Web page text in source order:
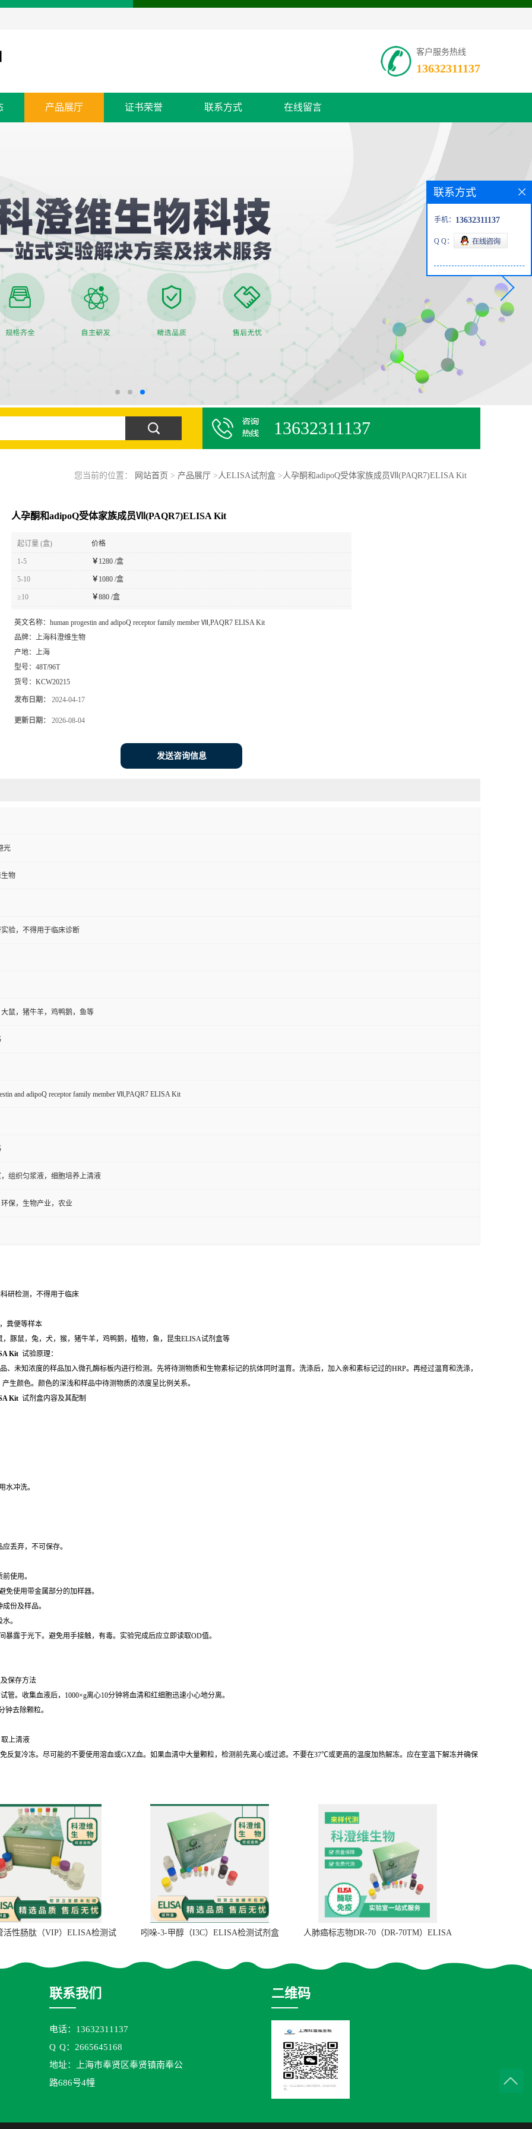
客户服务热线
13632311137
产品展厅 证书荣誉 联系方式 在线留言
13632311137
您当前的位置： 网站首页 > 产品展厅 >人ELISA试剂盒>人孕酮和adipoQ受体家族成员Ⅶ(PAQR7)ELISA Kit
人孕酮和adipoQ受体家族成员Ⅶ(PAQR7)ELISA Kit
起订量 (盒) 价格
1-5 ￥ 1280 /盒
5-10 ￥ 1080 /盒
≥10 ￥880 /盒
英文名称： human progestin and adipoQ receptor family member Ⅶ,PAQR7 ELISA Kit
品牌： 上海科澄维生物
产地： 上海
型号： 48T/96T
货号： KCW20215
发布日期： 2024-04-17
更新日期： 2026-08-04
发送咨询信息
光
物
验，不得用于临床诊断
鼠，猪牛羊，鸡鸭鹅，鱼等
and adipoQ receptor family member Ⅶ,PAQR7 ELISA Kit
组织匀浆液，细胞培养上清液
保，生物产业，农业
研检测，不得用于临床
粪便等样本
豚鼠，兔，犬，猴，猪牛羊，鸡鸭鹅，植物，鱼，昆虫ELISA试剂盒等
Kit 试验原理：
未知浓度的样品加入微孔酶标板内进行检测。先将待测物质和生物素标记的抗体同时温育。洗涤后，加入亲和素标记过的HRP。再经过温育和洗涤，
生颜色。颜色的深浅和样品中待测物质的浓度呈比例关系。
Kit 试剂盒内容及其配制
水冲洗。
丢弃，不可保存。
使用。
使用带金属部分的加样器。
份及样品。
。
露于光下。避免用手接触，有毒。实验完成后应立即读取OD值。
保存方法
。收集血液后，1000×g离心10分钟将血清和红细胞迅速小心地分离。
钟去除颗粒。
上清液
反复冷冻。尽可能的不要使用溶血或GXZ血。如果血清中大量颗粒，检测前先离心或过滤。不要在37℃或更高的温度加热解冻。应在室温下解冻并确保
活性肠肽（VIP）ELISA检测试
吲哚-3-甲醇（I3C）ELISA检测试剂盒
人肺癌标志物DR-70（DR-70TM）ELISA
联系方式
手机： 13632311137
Q Q：
联系我们
电话：13632311137
Q Q：2665645168
地址：上海市奉贤区奉贤镇南奉公
路686号4幢
二维码